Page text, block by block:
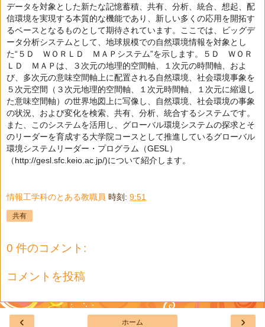
データを対象とした新たな記憶蓄積、共有、分析、統合、想起、配
信環境を実現する本質的な機能であり、新しい多くの応用を開拓す
るベースとなるものとして期待されています。ここでは、ビッグデ
ータ分析システムとして、地球規模での自然環境情報を対象とし
た“５Ｄ ＷＯＲＬＤ ＭＡＰシステム”を示します。５Ｄ ＷＯＲ
ＬＤ ＭＡＰは、３次元の地理的空間軸、１次元の時間軸、およ
び、多次元の意味空間軸上に配置される自然環境、社会環境事象を
５次元空間（３次元地理的空間軸、１次元時間軸、１次元に縮退し
た意味空間軸）の世界地図上に写像し、自然環境、社会環境の事象
の状況、および変化を検索、共有、分析、統合するシステムです。
また、このシステムを活用し、グローバル環境システムの探求とそ
のリーダーを育成する大学院コースとして推進しているグローバル
環境システムリーダー・プログラム（GESL）
（http://gesl.sfc.keio.ac.jp/)について紹介します。
情報工学科のとある教職員 時刻: 9:51
共有
0 件のコメント:
コメントを投稿
‹ ›
ホーム